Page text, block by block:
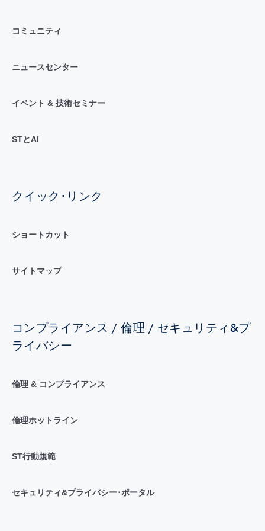
コミュニティ
ニュースセンター
イベント & 技術セミナー
STとAI
クイック･リンク
ショートカット
サイトマップ
コンプライアンス / 倫理 / セキュリティ&プ
ライバシー
倫理 & コンプライアンス
倫理ホットライン
ST行動規範
セキュリティ&プライバシー･ポータル